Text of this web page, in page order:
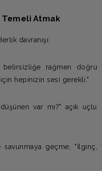
Temeli Atmak
davranışı:
belirsizliğe rağmen doğru
hepinizin sesi gerekli."
var mı?" açık uçlu
geçme, "İlginç,